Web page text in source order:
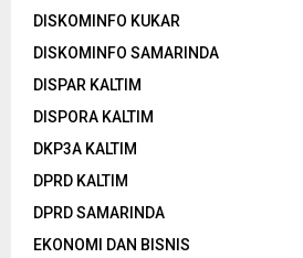
DISKOMINFO KUKAR
DISKOMINFO SAMARINDA
DISPAR KALTIM
DISPORA KALTIM
DKP3A KALTIM
DPRD KALTIM
DPRD SAMARINDA
EKONOMI DAN BISNIS